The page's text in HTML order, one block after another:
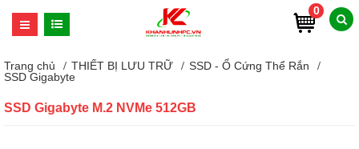
0
Trang chủ THIẾT BỊ LƯU TRỮ
SSD - Ổ Cứng Thể Rắn
SSD Gigabyte
SSD Gigabyte M.2 NVMe 512GB